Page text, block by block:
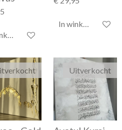
In winkelwagen
Uitverkocht